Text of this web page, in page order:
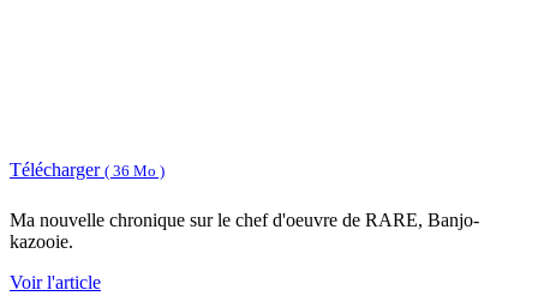
Télécharger ( 36 Mo )
Ma nouvelle chronique sur le chef d'oeuvre de RARE, Banjo-
kazooie.
Voir l'article